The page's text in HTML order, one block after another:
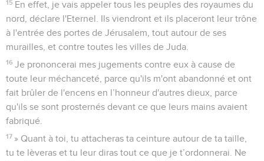
15 En effet, je vais appeler tous les peuples des royaumes du
nord, déclare l'Eternel. Ils viendront et ils placeront leur trône
à l'entrée des portes de Jérusalem, tout autour de ses
murailles, et contre toutes les villes de Juda.
16 Je prononcerai mes jugements contre eux à cause de
toute leur méchanceté, parce qu'ils m'ont abandonné et ont
fait brûler de l'encens en l’honneur d'autres dieux, parce
qu'ils se sont prosternés devant ce que leurs mains avaient
fabriqué.
17 » Quant à toi, tu attacheras ta ceinture autour de ta taille,
tu te lèveras et tu leur diras tout ce que je t’ordonnerai. Ne